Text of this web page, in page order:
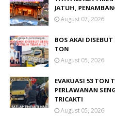
JATUH,
August 07, 2026
BOS AKAI
TON
August 05, 2026
EVAKUASI 53 TON
PERLAWANAN
TRICAKTI
August 05, 2026